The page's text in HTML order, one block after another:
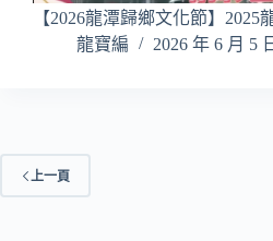
【2026龍潭歸鄉文化節】
龍寶編
2026 年 6 月 5
上一頁